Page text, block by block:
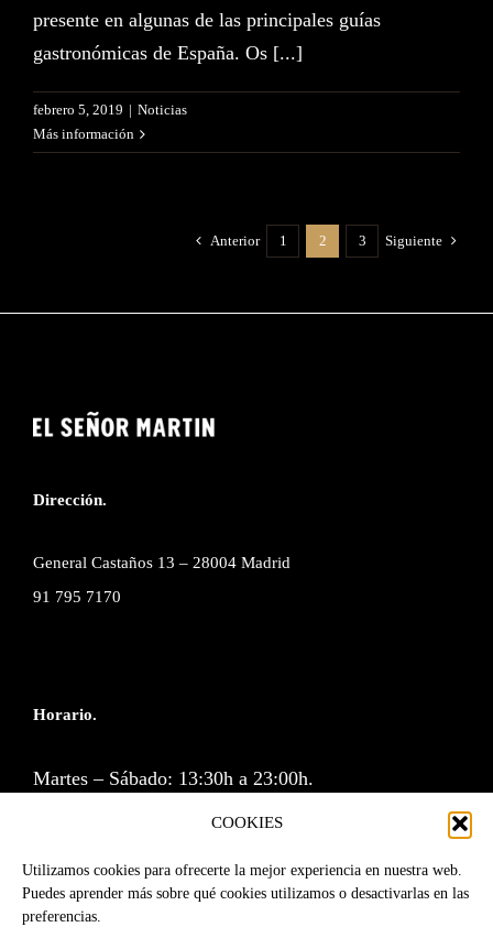
COOKIES
Utilizamos cookies para ofrecerte la mejor experiencia en nuestra web.
Puedes aprender más sobre qué cookies utilizamos o desactivarlas en las
preferencias.
presente en algunas de las principales guías
gastronómicas de España. Os [...]
febrero 5, 2019 | Noticias
Más información
Anterior 1 2 3 Siguiente
Dirección.
General Castaños 13 – 28004 Madrid
91 795 7170
Horario.
Martes – Sábado: 13:30h a 23:00h.
Cocina: 13:30 a 16:00h y de 20:30 a 23:00h.
Lunes y Domingos cerramos.
Reservas por correo o a través de la web.